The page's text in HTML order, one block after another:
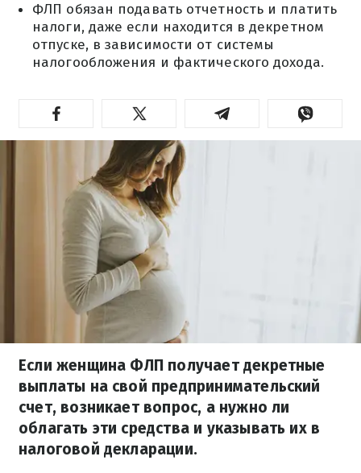
ФЛП обязан подавать отчетность и платить
налоги, даже если находится в декретном
отпуске, в зависимости от системы
налогообложения и фактического дохода.
Если женщина ФЛП получает декретные
выплаты на свой предпринимательский
счет, возникает вопрос, а нужно ли
облагать эти средства и указывать их в
налоговой декларации.